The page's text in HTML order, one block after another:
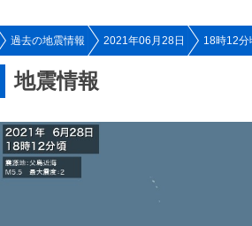
過去の地震情報 2021年06月28日 18時12分
地震情報